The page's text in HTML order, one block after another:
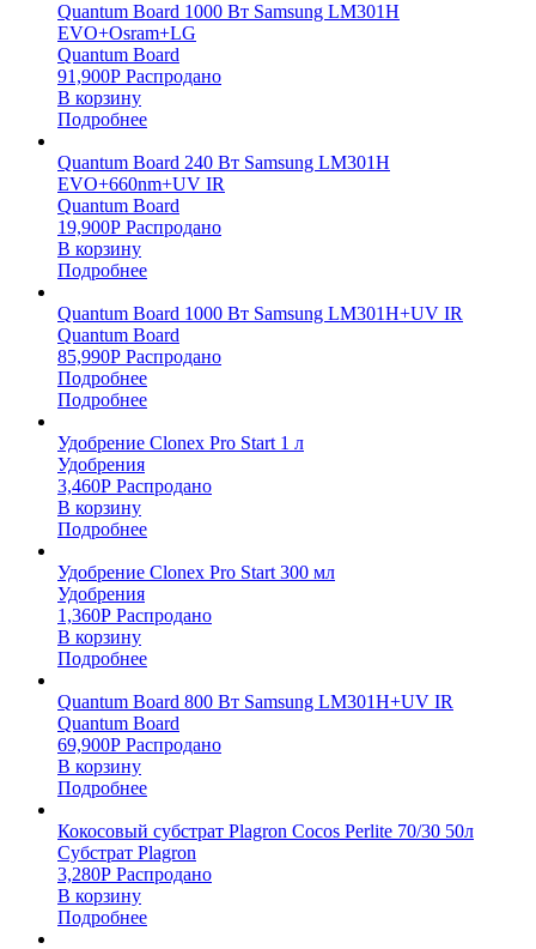
Quantum Board 1000 Вт Samsung LM301H
EVO+Osram+LG
Quantum Board
91,900Р Распродано
В корзину
Подробнее
Quantum Board 240 Вт Samsung LM301H
EVO+660nm+UV IR
Quantum Board
19,900Р Распродано
В корзину
Подробнее
Quantum Board 1000 Вт Samsung LM301H+UV IR
Quantum Board
85,990Р Распродано
Подробнее
Подробнее
Удобрение Clonex Pro Start 1 л
Удобрения
3,460Р Распродано
В корзину
Подробнее
Удобрение Clonex Pro Start 300 мл
Удобрения
1,360Р Распродано
В корзину
Подробнее
Quantum Board 800 Вт Samsung LM301H+UV IR
Quantum Board
69,900Р Распродано
В корзину
Подробнее
Кокосовый субстрат Plagron Cocos Perlite 70/30 50л
Субстрат Plagron
3,280Р Распродано
В корзину
Подробнее